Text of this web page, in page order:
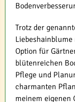
Trotz der
Option für
blütenreichen
Pflege und
charmanten
meinem eigenen